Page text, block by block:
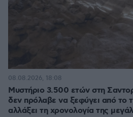
Μυστήριο 3.500 ετών στη
δεν πρόλαβε να ξεφύγει από το
αλλάξει τη χρονολογία της
08.08.2026, 18:08